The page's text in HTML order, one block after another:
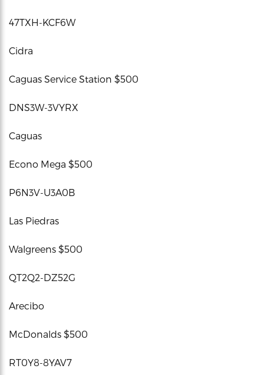
47TXH-KCF6W
Cidra
Caguas Service Station $500
DNS3W-3VYRX
Caguas
Econo Mega $500
P6N3V-U3A0B
Las Piedras
Walgreens $500
QT2Q2-DZ52G
Arecibo
McDonalds $500
RT0Y8-8YAV7